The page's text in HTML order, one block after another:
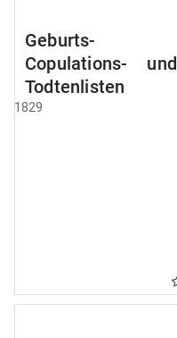
Geburts-
Copulations- und
Todtenlisten
1829